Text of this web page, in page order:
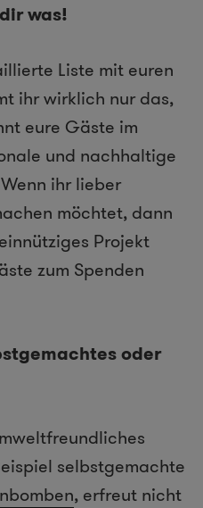
was!
Liste mit euren
ihr wirklich nur das,
eure Gäste im
und nachhaltige
ihr lieber
möchtet, dann
Projekt
zum Spenden
oder
selbstgemachte
, erfreut nicht